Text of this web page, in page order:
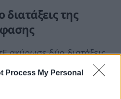
Process My Personal
της
ακύρωσε δύο διατάξεις
ως